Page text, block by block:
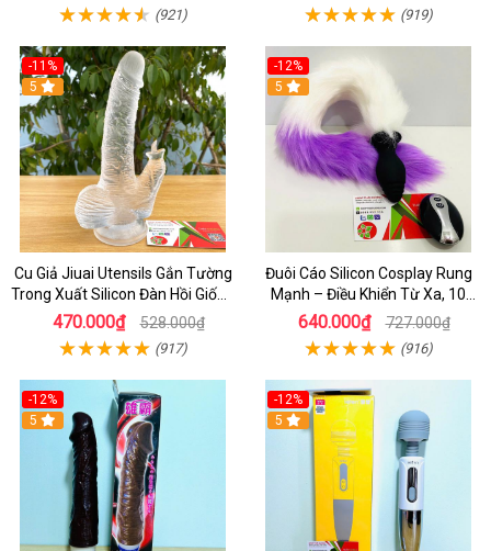
(921) (919)
-11%
5
Cu Giả Jiuai Utensils Gắn Tường
Trong Xuất Silicon Đàn Hồi Giống
Thật
470.000₫ 528.000₫
(917)
-12%
5
Đuôi Cáo Silicon Cosplay Rung
Mạnh – Điều Khiển Từ Xa, 10
Chế Độ Cực Kích Thích
640.000₫ 727.000₫
(916)
-12%
5
-12%
5